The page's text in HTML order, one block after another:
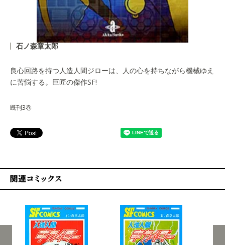
石ノ森章太郎
良心回路を持つ人造人間ジローは、人の心を持ちながら機械ゆえ
に苦悩する。巨匠の傑作SF!
既刊3巻